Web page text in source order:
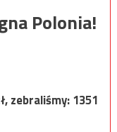
Polonia!
zebraliśmy:1351